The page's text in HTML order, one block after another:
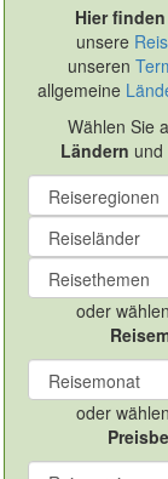
– Zugspitze
Hier
unsere
unseren
allgemeine
Wählen Sie
Ländern und
oder
oder